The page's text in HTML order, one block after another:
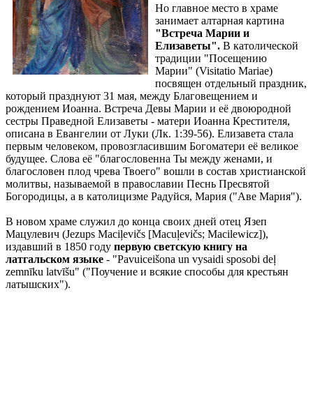
Но главное место в храме
занимает алтарная картина
"Встреча Марии и
Елизаветы". В католической
традиции "Посещению
Марии" (Visitatio Mariae)
посвящен отдельный праздник,
который празднуют 31 мая, между Благовещением и
рождением Иоанна. Встреча Девы Марии и её двоюродной
сестры Праведной Елизаветы - матери Иоанна Крестителя,
описана в Евангелии от Луки (Лк. 1:39-56). Елизавета стала
первым человеком, провозгласившим Богоматери её великое
будущее. Слова её "благословенна Ты между женами, и
благословен плод чрева Твоего" вошли в состав христианской
молитвы, называемой в православии Песнь Пресвятой
Богородицы, а в католицизме Радуйся, Мария ("Аве Мария").
В новом храме служил до конца своих дней отец Язеп
Мацулевич (Jezups Maciļevičs [Macuļevičs; Macilewicz]),
издавший в 1850 году первую светскую книгу на
латгальском языке - "Pavuiceišona un vysaidi sposobi deļ
zemnīku latvīšu" ("Поучение и всякие способы для крестьян
латышских").